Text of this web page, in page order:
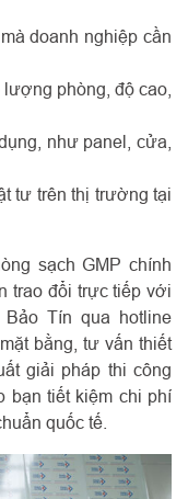
doanh nghiệp cần
phòng, độ cao,
như panel, cửa,
tư trên thị trường tại
sạch GMP chính
trao đổi trực tiếp với
Tín qua hotline
bằng, tư vấn thiết
giải pháp thi công
bạn tiết kiệm chi phí
quốc tế.